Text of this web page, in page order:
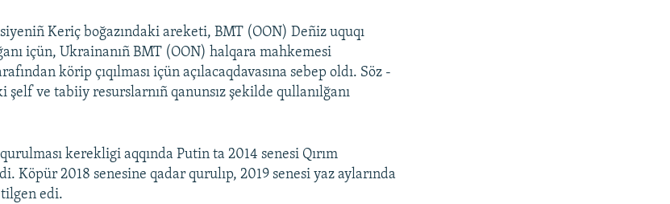
Keriç boğazındaki areketi, BMT (OON) Deñiz uquqı
içün, Ukrainanıñ BMT (OON) halqara mahkemesi
körip çıqılması içün açılacaqdavasına sebep oldı. Söz -
şelf ve tabiiy resurslarnıñ qanunsız şekilde qullanılğanı
kerekligi aqqında Putin ta 2014 senesi Qırım
Köpür 2018 senesine qadar qurulıp, 2019 senesi yaz aylarında
edi.